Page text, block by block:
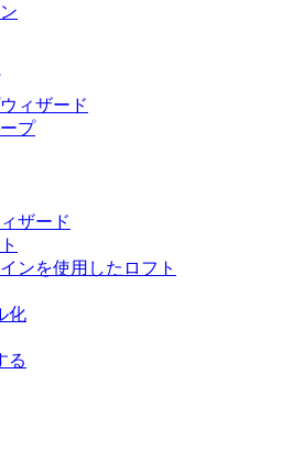
ィザード
プ
ザード
ンを使用したロフト
化
る